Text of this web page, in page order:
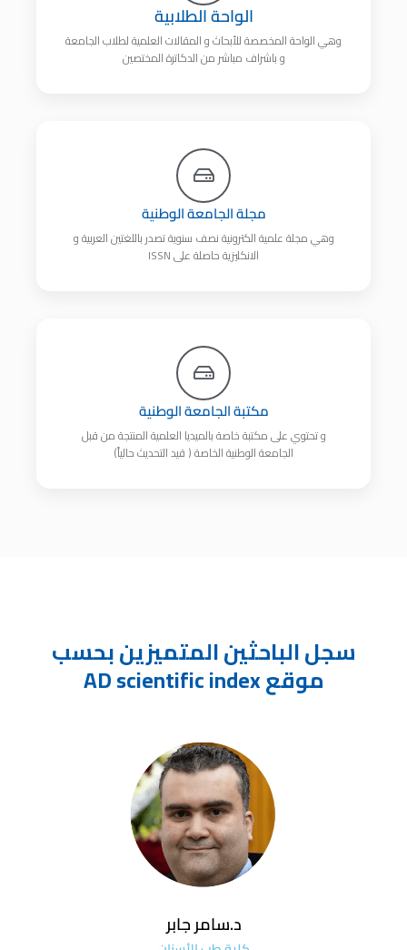
الواحة الطلابية
وهي الواحة المخصصة للأبحاث و المقالات العلمية لطلاب الجامعة
و باشراف مباشر من الدكاترة المختصين
مجلة الجامعة الوطنية
وهي مجلة علمية الكترونية نصف سنوية تصدر باللغتين العربية و
الانكليزية حاصلة على ISSN
مكتبة الجامعة الوطنية
و تحتوي على مكتبة خاصة بالميديا العلمية المنتجة من قبل
الجامعة الوطنية الخاصة ( قيد التحديث حالياً)
سجل الباحثين المتميزين بحسب
موقع AD scientific index
د.سامر جابر